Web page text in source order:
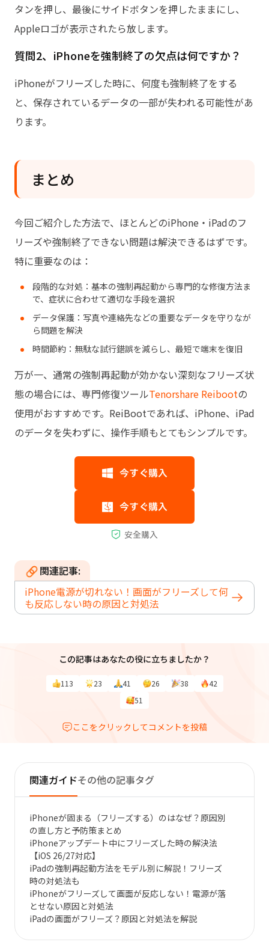
タンを押し、最後にサイドボタンを押したままにし、
Appleロゴが表示されたら放します。
質問2、iPhoneを強制終了の欠点は何ですか？
iPhoneがフリーズした時に、何度も強制終了をする
と、保存されているデータの一部が失われる可能性があ
ります。
まとめ
今回ご紹介した方法で、ほとんどのiPhone・iPadのフ
リーズや強制終了できない問題は解決できるはずです。
特に重要なのは：
段階的な対処：基本の強制再起動から専門的な修復方法ま
で、症状に合わせて適切な手段を選択
データ保護：写真や連絡先などの重要なデータを守りなが
ら問題を解決
時間節約：無駄な試行錯誤を減らし、最短で端末を復旧
万が一、通常の強制再起動が効かない深刻なフリーズ状
態の場合には、専門修復ツールTenorshare Reibootの
使用がおすすめです。ReiBootであれば、iPhone、iPad
のデータを失わずに、操作手順もとてもシンプルです。
関連記事:
iPhone電源が切れない！画面がフリーズして何
も反応しない時の原因と対処法
この記事はあなたの役に立ちましたか？
113 23 41 26 38
42
51
ここをクリックしてコメントを投稿
関連ガイドその他の記事タグ
iPhoneが固まる（フリーズする）のはなぜ？原因別
の直し方と予防策まとめ
iPhoneアップデート中にフリーズした時の解決法
【iOS 26/27対応】
iPadの強制再起動方法をモデル別に解説！フリーズ
時の対処法も
iPhoneがフリーズして画面が反応しない！電源が落
とせない原因と対処法
iPadの画面がフリーズ？原因と対処法を解説